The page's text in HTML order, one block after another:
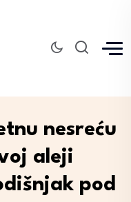
nesreću
aleji
pod